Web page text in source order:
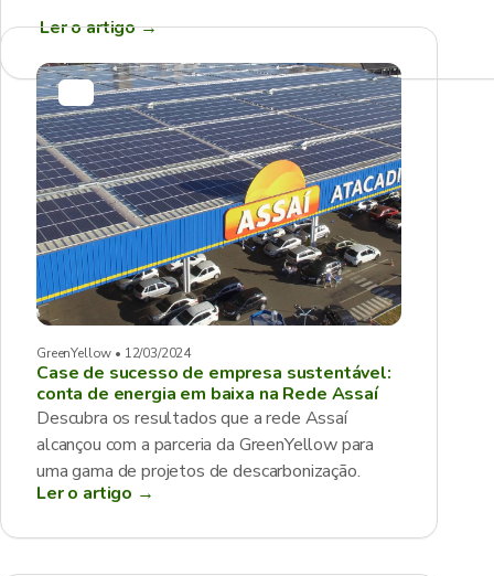
Ler o artigo→
GreenYellow • 12/03/2024
Case de sucesso de empresa sustentável:
conta de energia em baixa na Rede Assaí
Descubra os resultados que a rede Assaí
alcançou com a parceria da GreenYellow para
uma gama de projetos de descarbonização.
Ler o artigo →